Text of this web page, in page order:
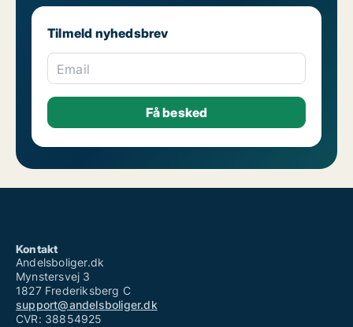
Tilmeld nyhedsbrev
Email
Kontakt
Andelsboliger.dk
Mynstersvej 3
1827 Frederiksberg C
support@andelsboliger.dk
CVR: 38854925